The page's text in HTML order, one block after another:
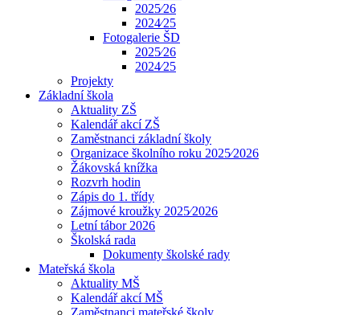
2025⁄26
2024⁄25
Fotogalerie ŠD
2025⁄26
2024⁄25
Projekty
Základní škola
Aktuality ZŠ
Kalendář akcí ZŠ
Zaměstnanci základní školy
Organizace školního roku 2025⁄2026
Žákovská knížka
Rozvrh hodin
Zápis do 1. třídy
Zájmové kroužky 2025⁄2026
Letní tábor 2026
Školská rada
Dokumenty školské rady
Mateřská škola
Aktuality MŠ
Kalendář akcí MŠ
Zaměstnanci mateřské školy